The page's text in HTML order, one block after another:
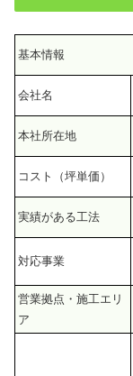
基本情報
会社名
本社所在地
コスト（坪単価）
実績がある工法
対応事業
営業拠点・施工エリ
ア